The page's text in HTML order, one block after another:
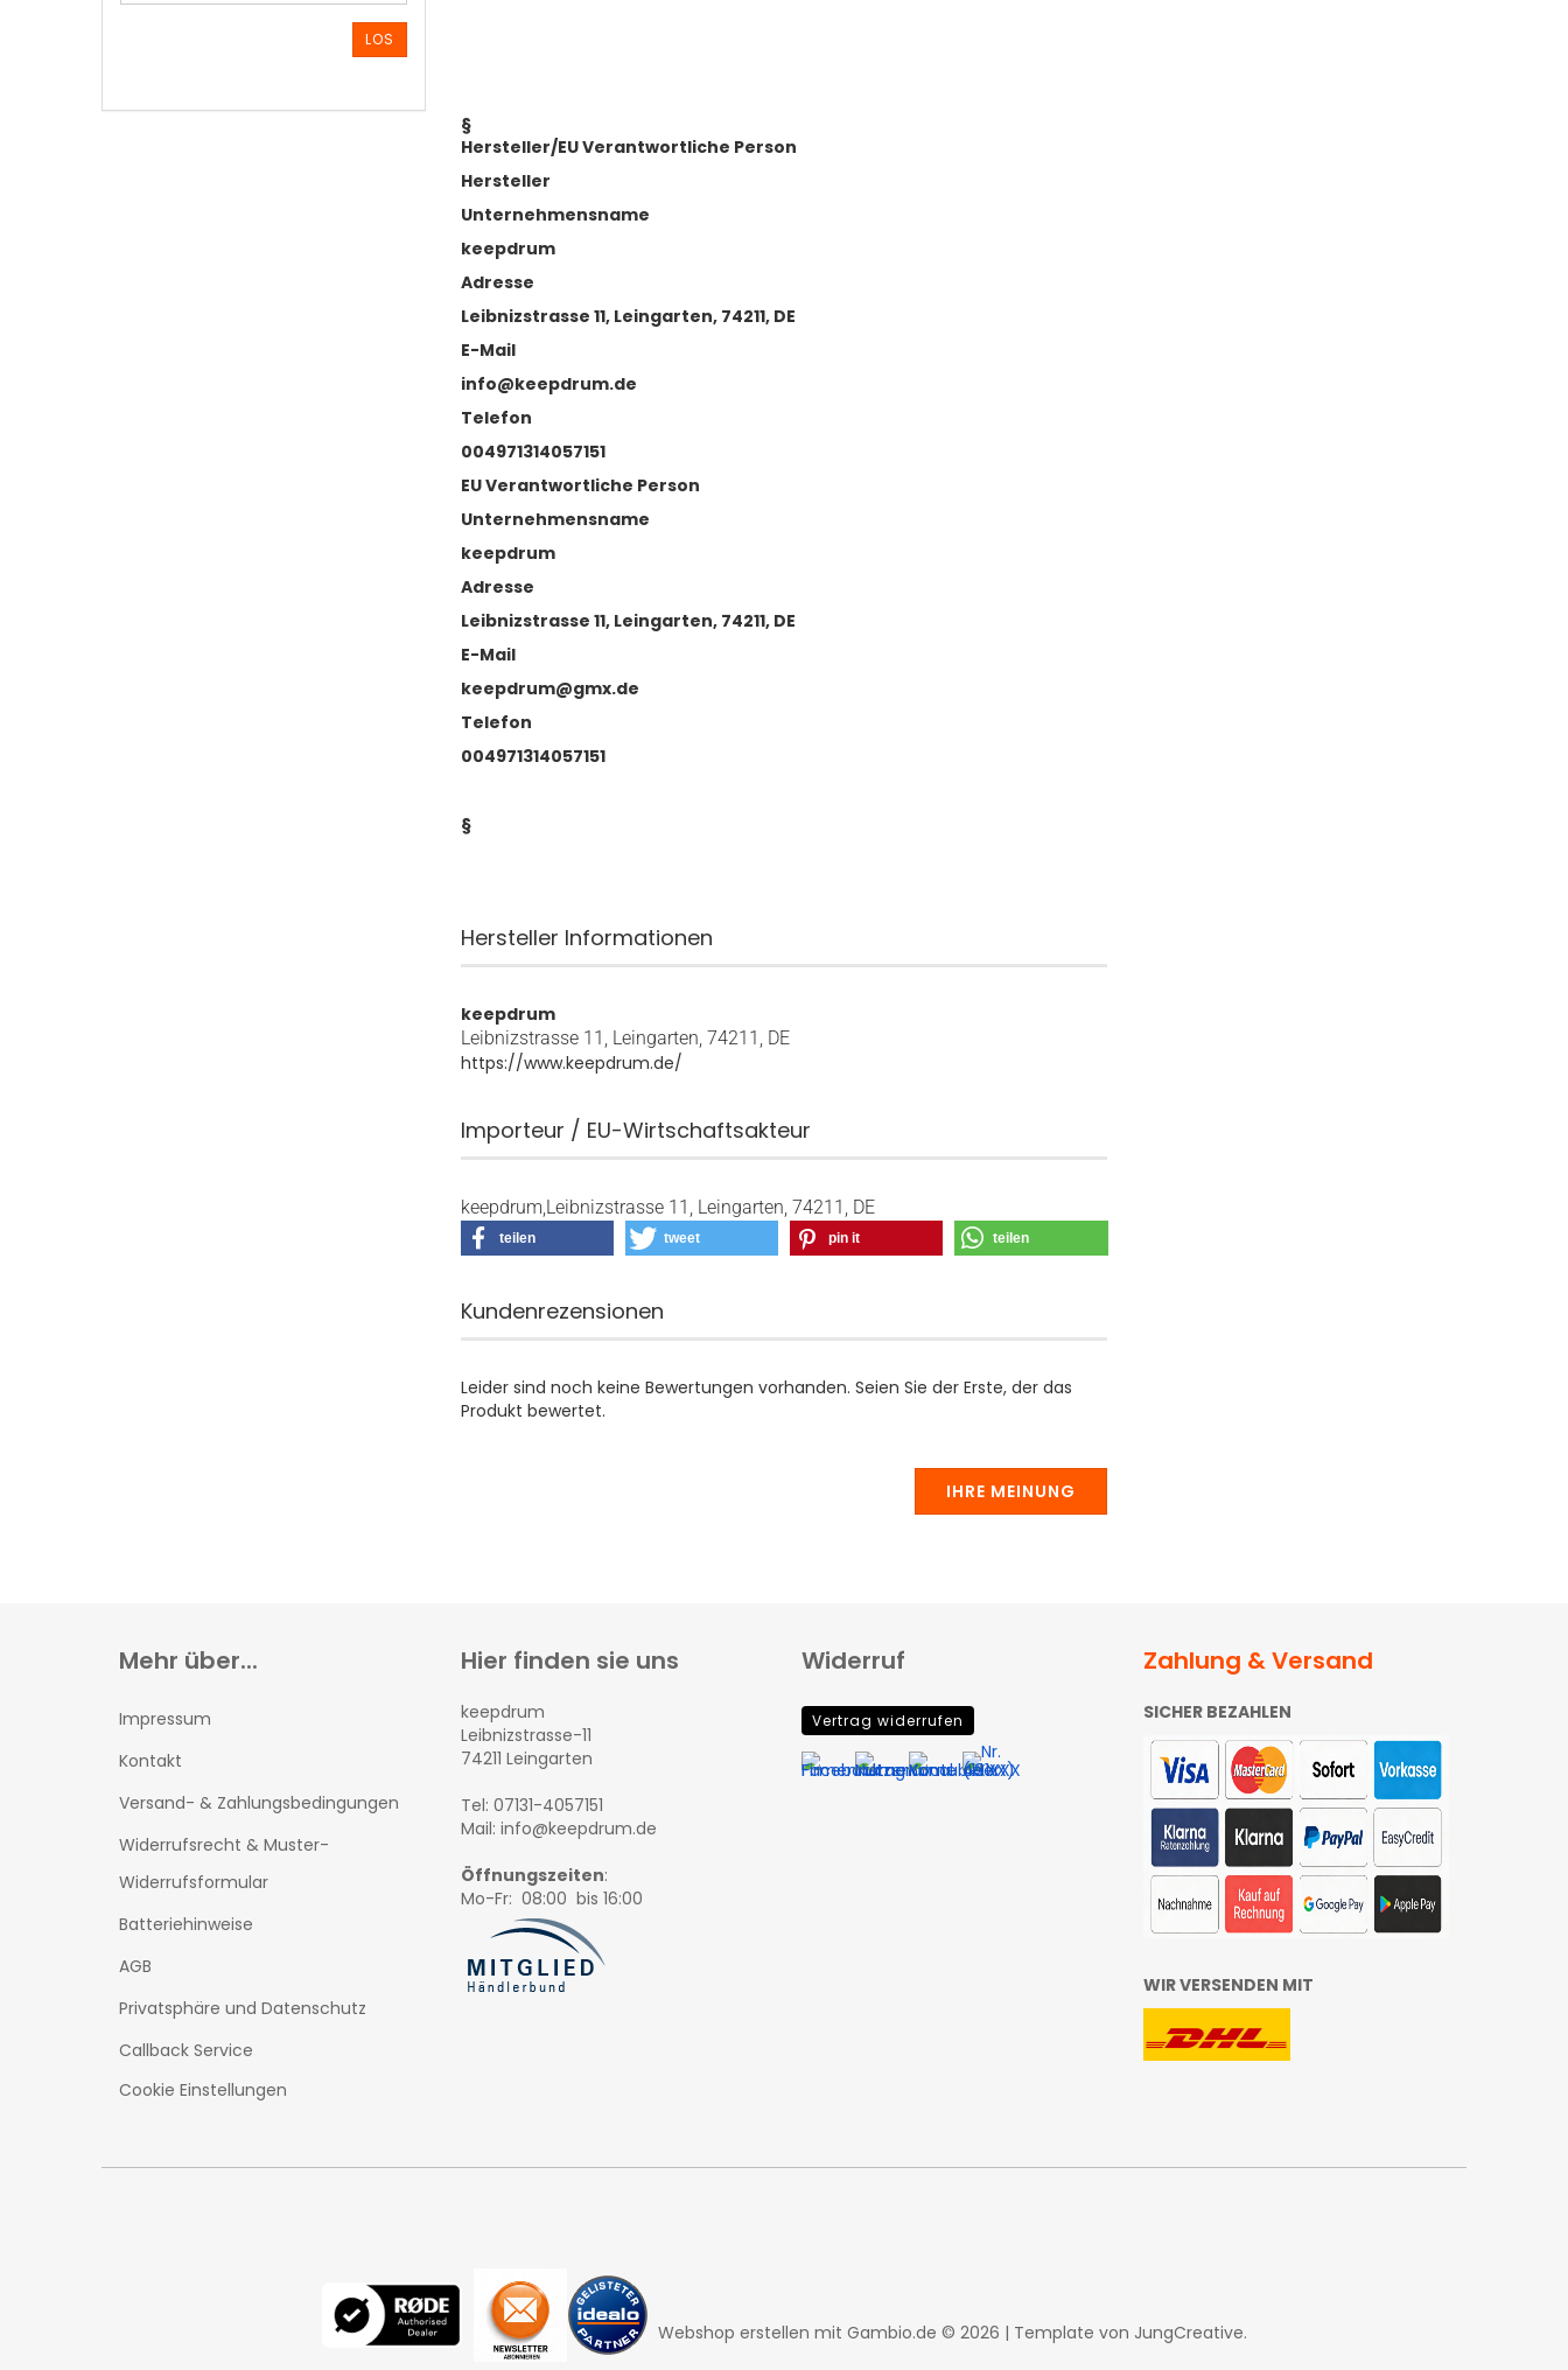
§
Hersteller/EU Verantwortliche Person
Hersteller
Unternehmensname
keepdrum
Adresse
Leibnizstrasse 11, Leingarten, 74211, DE
E-Mail
info@keepdrum.de
Telefon
004971314057151
EU Verantwortliche Person
Unternehmensname
keepdrum
Adresse
Leibnizstrasse 11, Leingarten, 74211, DE
E-Mail
keepdrum@gmx.de
Telefon
004971314057151
§
Hersteller Informationen
keepdrum
Leibnizstrasse 11, Leingarten, 74211, DE
https://www.keepdrum.de/
Importeur / EU-Wirtschaftsakteur
keepdrum,Leibnizstrasse 11, Leingarten, 74211, DE
teilen tweet pin it teilen
Kundenrezensionen
Leider sind noch keine Bewertungen vorhanden. Seien Sie der Erste, der das
Produkt bewertet.
IHRE MEINUNG
ARTIKELNUMMER
EIN.
LOS
Mehr über...
Impressum
Kontakt
Versand- & Zahlungsbedingungen
Widerrufsrecht & Muster-
Widerrufsformular
Batteriehinweise
AGB
Privatsphäre und Datenschutz
Callback Service
Cookie Einstellungen
Hier finden sie uns
keepdrum
Leibnizstrasse-11
74211 Leingarten
Tel: 07131-4057151
Mail: info@keepdrum.de
Öffnungszeiten:
Mo-Fr: 08:00 bis 16:00
Widerruf
Vertrag widerrufen
Zahlung & Versand
SICHER BEZAHLEN
WIR VERSENDEN MIT
Webshop erstellen mit Gambio.de © 2026 | Template von JungCreative.